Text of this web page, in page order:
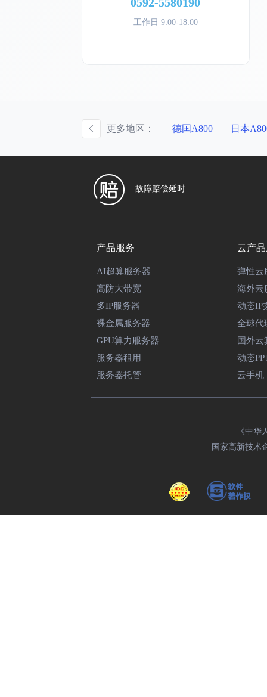
工作日 9:00-18:00
更多地区：
新加坡A800 荷兰A800 德国A800 日本
故障赔偿延时
产品服务
AI超算服务器
高防大带宽
多IP服务器
裸金属服务器
GPU算力服务器
服务器租用
服务器托管
云产
弹性云
海外云
动态IP
全球代
国外云
动态
云手机
《中
国家高新技术